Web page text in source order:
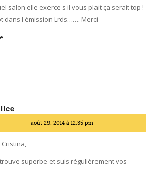
salon elle exerce s il vous plait ça serait top !
dans l émission Lrds……. Merci
août 29, 2014 à 12:35 pm
superbe et suis régulièrement vos